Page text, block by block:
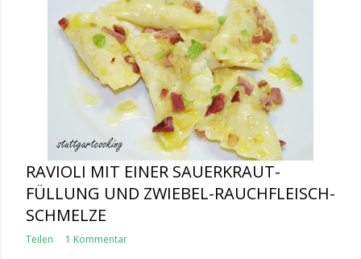
RAVIOLI MIT EINER SAUERKRAUT-
FÜLLUNG UND ZWIEBEL-RAUCHFLEISCH-
SCHMELZE
Teilen 1 Kommentar